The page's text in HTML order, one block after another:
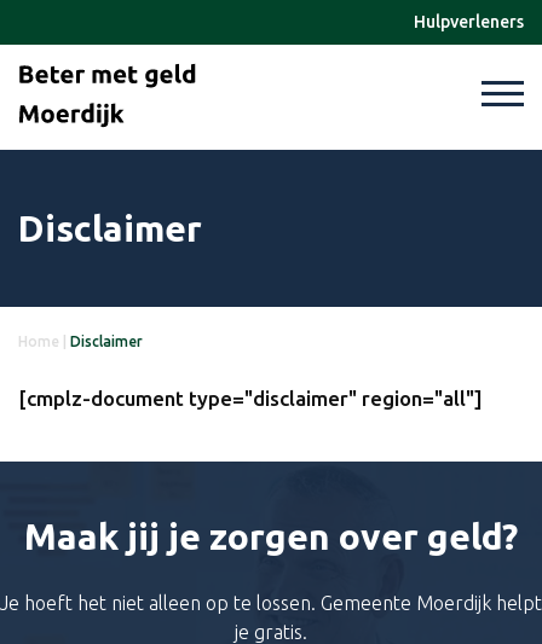
Hulpverleners
Disclaimer
Home Disclaimer
[cmplz-document type="disclaimer" region="all"]
Maak jij je zorgen over geld?
Je hoeft het niet alleen op te lossen. Gemeente Moerdijk helpt
je gratis.